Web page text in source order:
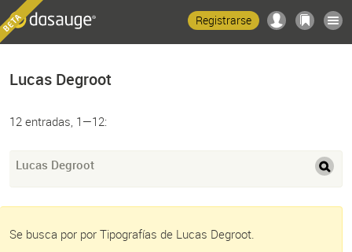
Registrarse
Lucas Degroot
12 entradas, 1—12:
Lucas Degroot
Se busca por por Tipografías de Lucas Degroot.